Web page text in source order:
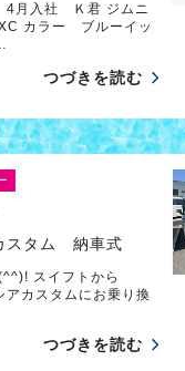
4月入社 Ｋ君 ジムニ
カラー ブルーイッ
つづきを読む
スタム 納車式
スイフトから
スタムにお乗り換
つづきを読む